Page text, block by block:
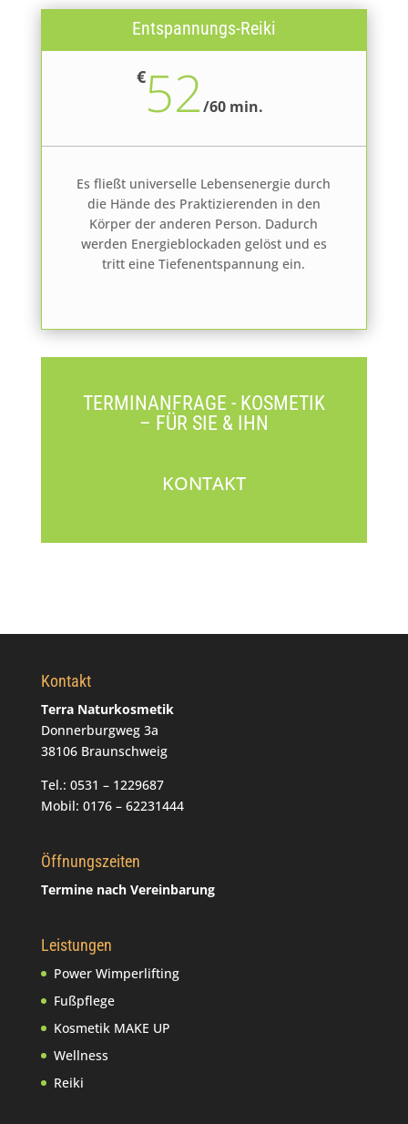
Entspannungs-Reiki
€52/60 min.
Es fließt universelle Lebensenergie durch
die Hände des Praktizierenden in den
Körper der anderen Person. Dadurch
werden Energieblockaden gelöst und es
tritt eine Tiefenentspannung ein.
TERMINANFRAGE - KOSMETIK
– FÜR SIE & IHN
KONTAKT
Kontakt
Terra Naturkosmetik
Donnerburgweg 3a
38106 Braunschweig
Tel.: 0531 – 1229687
Mobil: 0176 – 62231444
Öffnungszeiten
Termine nach Vereinbarung
Leistungen
Power Wimperlifting
Fußpflege
Kosmetik MAKE UP
Wellness
Reiki